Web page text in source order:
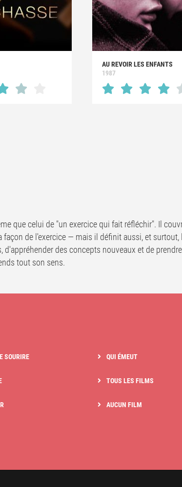
AU REVOIR LES ENFANTS
1987
que celui de "un exercice qui fait réfléchir". Il
de l'exercice — mais il définit aussi, et
des concepts nouveaux et de
tout son sens.
SOURIRE QUI ÉMEUT
TOUS LES FILMS
AUCUN FILM